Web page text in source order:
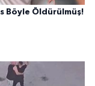
Böyle Öldürülmüş!